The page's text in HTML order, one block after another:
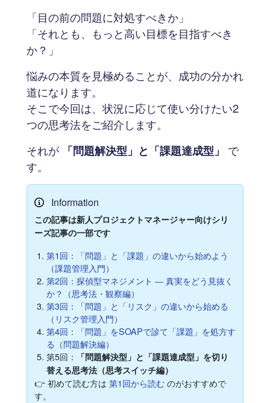
「目の前の問題に対処すべきか」
「それとも、もっと高い目標を目指すべき
か？」
悩みの本質を見極めることが、成功の分かれ
道になります。
そこで今回は、状況に応じて使い分けたい2
つの思考法をご紹介します。
それが 「問題解決型」と「課題達成型」
で
す。
Information
この記事は新人プロジェクトマネージャー向けシリ
ーズ記事の一部です
第1回：「問題」と「課題」の違いから始めよう
（課題管理入門）
第2回：探偵型マネジメント ― 真実をどう見抜く
か？（思考法・観察編）
第3回：「問題」と「リスク」の違いから始める
（リスク管理入門）
第4回：「問題」をSOAPで診て「課題」を処方す
る（問題解決編）
第5回：
「問題解決型」と「課題達成型」を切り
替える思考法（思考スイッチ編）
👉 初めて読む方は 第1回から読む のがおすすめで
す。